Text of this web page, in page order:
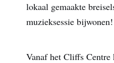
lokaal gemaakte
muzieksessie bijwonen!
Vanaf het Cliffs